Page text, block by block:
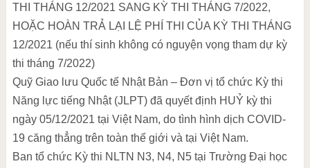
THI THÁNG 12/2021 SANG KỲ THI THÁNG 7/2022,
HOẶC HOÀN TRẢ LẠI LỆ PHÍ THI CỦA KỲ THI THÁNG
12/2021 (nếu thí sinh không có nguyện vọng tham dự kỳ
thi tháng 7/2022)
Quỹ Giao lưu Quốc tế Nhật Bản – Đơn vị tổ chức Kỳ thi
Năng lực tiếng Nhật (JLPT) đã quyết định HUỶ kỳ thi
ngày 05/12/2021 tại Việt Nam, do tình hình dịch COVID-
19 căng thẳng trên toàn thế giới và tại Việt Nam.
Ban tổ chức Kỳ thi NLTN N3, N4, N5 tại Trường Đại học